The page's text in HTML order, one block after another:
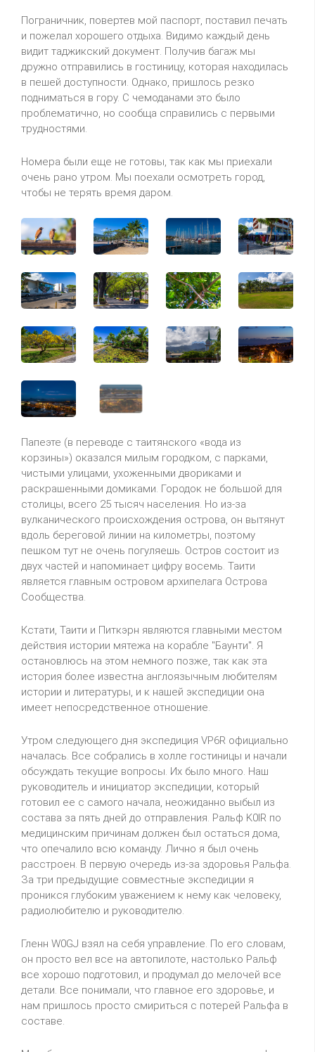
Пограничник, повертев мой паспорт, поставил печать
и пожелал хорошего отдыха. Видимо каждый день
видит таджикский документ. Получив багаж мы
дружно отправились в гостиницу, которая находилась
в пешей доступности. Однако, пришлось резко
подниматься в гору. С чемоданами это было
проблематично, но сообща справились с первыми
трудностями.
Номера были еще не готовы, так как мы приехали
очень рано утром. Мы поехали осмотреть город,
чтобы не терять время даром.
Папеэте (в переводе с таитянского «вода из
корзины») оказался милым городком, с парками,
чистыми улицами, ухоженными двориками и
раскрашенными домиками. Городок не большой для
столицы, всего 25 тысяч населения. Но из-за
вулканического происхождения острова, он вытянут
вдоль береговой линии на километры, поэтому
пешком тут не очень погуляешь. Остров состоит из
двух частей и напоминает цифру восемь. Таити
является главным островом архипелага Острова
Сообщества.
Кстати, Таити и Питкэрн являются главными местом
действия истории мятежа на корабле "Баунти". Я
остановлюсь на этом немного позже, так как эта
история более известна англоязычным любителям
истории и литературы, и к нашей экспедиции она
имеет непосредственное отношение.
Утром следующего дня экспедиция VP6R официально
началась. Все собрались в холле гостиницы и начали
обсуждать текущие вопросы. Их было много. Наш
руководитель и инициатор экспедиции, который
готовил ее с самого начала, неожиданно выбыл из
состава за пять дней до отправления. Ральф K0 IR по
медицинским причинам должен был остаться дома,
что опечалило всю команду. Лично я был очень
расстроен. В первую очередь из-за здоровья Ральфа.
За три предыдущие совместные экспедиции я
проникся глубоким уважением к нему как человеку,
радиолюбителю и руководителю.
Гленн W0GJ взял на себя управление. По его словам,
он просто вел все на автопилоте, настолько Ральф
все хорошо подготовил, и продумал до мелочей все
детали. Все понимали, что главное его здоровье, и
нам пришлось просто смириться с потерей Ральфа в
составе.